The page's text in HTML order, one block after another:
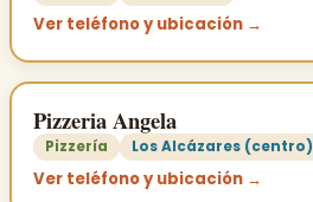
Ver teléfono y ubicación →
Pizzeria Angela
Pizzería Los Alcázares (centro)
Ver teléfono y ubicación →